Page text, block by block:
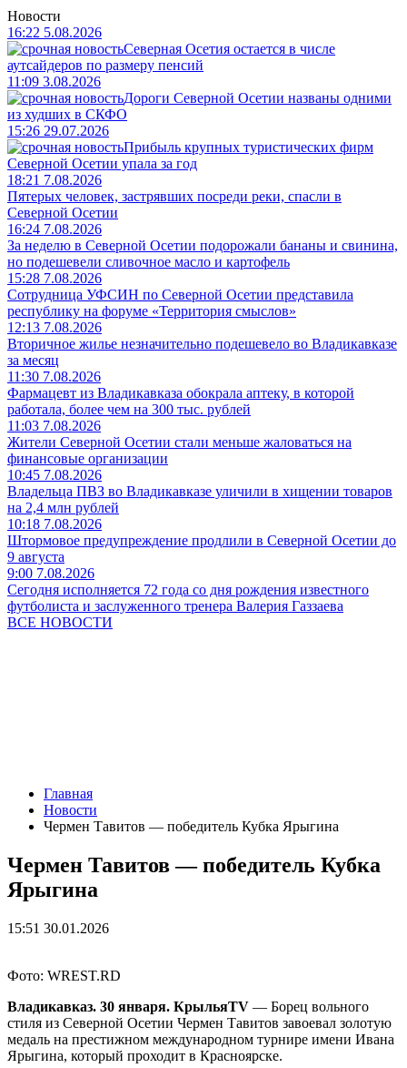
Новости
16:22 5.08.2026
Северная Осетия остается в числе
аутсайдеров по размеру пенсий
11:09 3.08.2026
Дороги Северной Осетии названы одними
из худших в СКФО
15:26 29.07.2026
Прибыль крупных туристических фирм
Северной Осетии упала за год
18:21 7.08.2026
Пятерых человек, застрявших посреди реки, спасли в
Северной Осетии
16:24 7.08.2026
За неделю в Северной Осетии подорожали бананы и свинина,
но подешевели сливочное масло и картофель
15:28 7.08.2026
Сотрудница УФСИН по Северной Осетии представила
республику на форуме «Территория смыслов»
12:13 7.08.2026
Вторичное жилье незначительно подешевело во Владикавказе
за месяц
11:30 7.08.2026
Фармацевт из Владикавказа обокрала аптеку, в которой
работала, более чем на 300 тыс. рублей
11:03 7.08.2026
Жители Северной Осетии стали меньше жаловаться на
финансовые организации
10:45 7.08.2026
Владельца ПВЗ во Владикавказе уличили в хищении товаров
на 2,4 млн рублей
10:18 7.08.2026
Штормовое предупреждение продлили в Северной Осетии до
9 августа
9:00 7.08.2026
Сегодня исполняется 72 года со дня рождения известного
футболиста и заслуженного тренера Валерия Газзаева
ВСЕ НОВОСТИ
Главная
Новости
Чермен Тавитов — победитель Кубка Ярыгина
Чермен Тавитов — победитель Кубка
Ярыгина
15:51 30.01.2026
Фото: WREST.RD
Владикавказ. 30 января. КрыльяTV — Борец вольного
стиля из Северной Осетии Чермен Тавитов завоевал золотую
медаль на престижном международном турнире имени Ивана
Ярыгина, который проходит в Красноярске.